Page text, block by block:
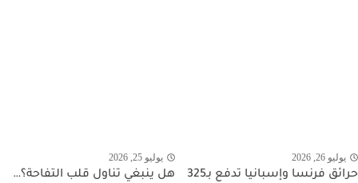
يوليو 26, 2026
حرائق فرنسا وإسبانيا تدفع بـ325
يوليو 25, 2026
هل ينبغي تناول قلب التفاحة؟…